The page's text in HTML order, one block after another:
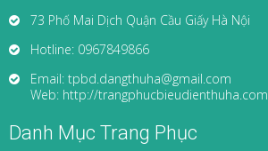
73 Phố Mai Dịch Quận Cầu Giấy Hà Nội
Hotline: 0967849866
Email: tpbd.dangthuha@gmail.com
Web: http://trangphucbieudienthuha.com
Danh Mục Trang Phục